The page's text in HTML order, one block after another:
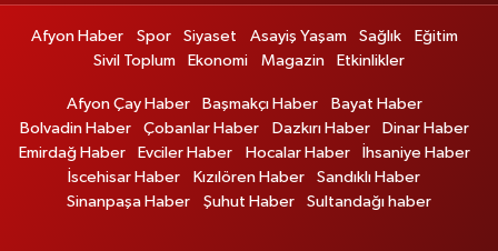
Afyon Haber Spor Siyaset Asayiş Yaşam Sağlık
Eğitim
Sivil Toplum
Ekonomi Magazin Etkinlikler
Afyon Çay Haber Başmakçı Haber
Bayat Haber
Bolvadin Haber
Çobanlar Haber Dazkırı Haber
Dinar Haber
Emirdağ Haber
Evciler Haber Hocalar Haber
İhsaniye Haber
İscehisar Haber
Kızılören Haber
Sandıklı Haber
Sinanpaşa Haber
Şuhut Haber Sultandağı haber